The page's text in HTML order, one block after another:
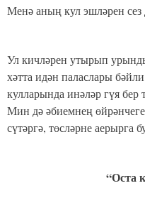
Менә аның кул эшләрен сез
Ул кичләрен утырып
хәтта идән паласлары
кулларында инәләр гүя бер
Мин дә әбиемнең
сүтәргә, төсләрне аерырга
“Оста